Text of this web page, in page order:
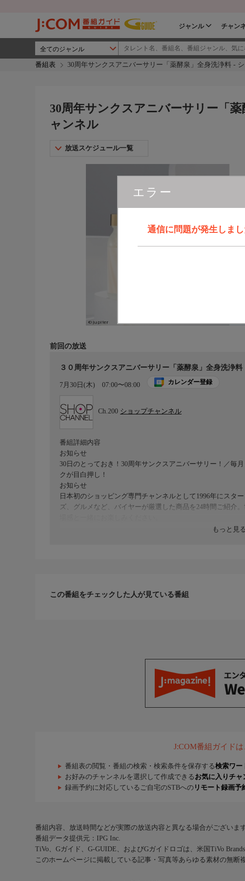
ジャンル チャン
番組表 30周年サンクスアニバーサリー「薬酵泉」全身洗浄料 -
エラー
通信に問題が発生しま
30周年サンクスアニバーサリー「
ャンネル
放送スケジュール一覧
前回の放送
３０周年サンクスアニバーサリー「薬酵泉」全身洗浄料
7月30日(木) 07:00〜08:00 カレンダー登録
Ch.200 ショップチャンネル
もっと見る
番組詳細内容
お知らせ
30日のとっておき！30周年サンクスアニバーサリー！／毎
クが目白押し！
お知らせ
日本初のショッピング専門チャンネルとして1996年にスタ
ズ、グルメなど、バイヤーが厳選した商品を24時間ご紹介
この番組をチェックした人が見ている番組
J:COM番組ガイド
番組表の閲覧・番組の検索・検索条件を保存する検索ワー
お好みのチャンネルを選択して作成できる お気に入りチャ
録画予約に対応しているご自宅のSTBへの リモート録画予
番組内容、放送時間などが実際の放送内容と異なる場合がございます
番組データ提供元：IPG Inc.
TiVo、Gガイド、G-GUIDE、およびGガイドロゴは、米国TiVo
このホームページに掲載している記事・写真等あらゆる素材の無断